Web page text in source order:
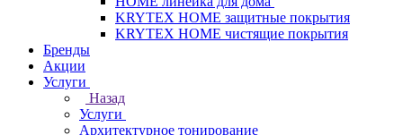
KRYTEX HOME защитные покрытия
KRYTEX HOME чистящие покрытия
Бренды
Акции
Услуги
Назад
Услуги
Архитектурное тонирование